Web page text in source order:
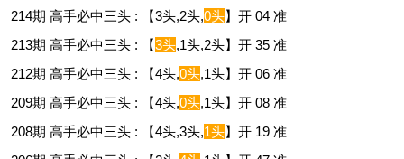
214期 高手必中三头 : 【3头,2头,0头】开 04 准
213期 高手必中三头 : 【3头,1头,2头】开 35 准
212期 高手必中三头 : 【4头,0头,1头】开 06 准
209期 高手必中三头 : 【4头,0头,1头】开 08 准
208期 高手必中三头 : 【4头,3头,1头】开 19 准